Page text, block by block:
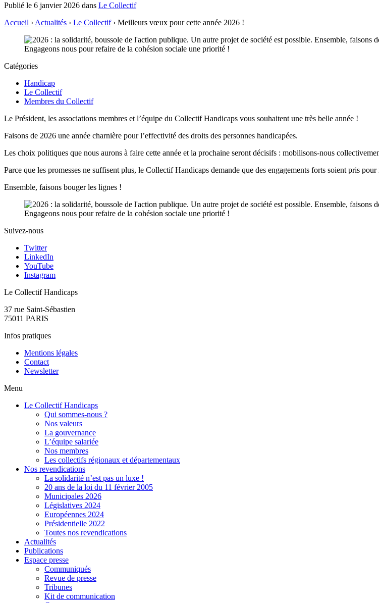
Publié le 6 janvier 2026 dans Le Collectif
Accueil › Actualités › Le Collectif› Meilleurs vœux pour cette année 2026 !
Catégories
Handicap
Le Collectif
Membres du Collectif
Le Président, les associations membres et l’équipe du Collectif Handicaps vous souhaitent une très belle année !
Faisons de 2026 une année charnière pour l’effectivité des droits des personnes handicapées.
Les choix politiques que nous aurons à faire cette année et la prochaine seront décisifs : mobilisons-nous
Parce que les promesses ne suffisent plus, le Collectif Handicaps demande que des engagements forts soient pris
Ensemble, faisons bouger les lignes !
Suivez-nous
Twitter
LinkedIn
YouTube
Instagram
Le Collectif Handicaps
37 rue Saint-Sébastien
75011 PARIS
Infos pratiques
Mentions légales
Contact
Newsletter
Menu
Le Collectif Handicaps
Qui sommes-nous ?
Nos valeurs
La gouvernance
L’équipe salariée
Nos membres
Les collectifs régionaux et départementaux
Nos revendications
La solidarité n’est pas un luxe !
20 ans de la loi du 11 février 2005
Municipales 2026
Législatives 2024
Européennes 2024
Présidentielle 2022
Toutes nos revendications
Actualités
Publications
Espace presse
Communiqués
Revue de presse
Tribunes
Kit de communication